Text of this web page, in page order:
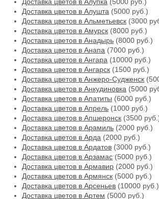
Доставка цветов в Алушта (5000 руб.)
Доставка цветов в Альметьевск (3000
Доставка цветов в Амурск (8000 руб.)
Доставка цветов в Анадырь (8000 руб.)
Доставка цветов в Анапа (7000 руб.)
Доставка цветов в Ангара (10000 руб.)
Доставка цветов в Ангарск (1500 руб.)
Доставка цветов в Анжеро-Судженск
Доставка цветов в Анкудиновка (5000
Доставка цветов в Апатиты (6000 руб.)
Доставка цветов в Апрель (1000 руб.)
Доставка цветов в Апшеронск (3500
Доставка цветов в Арамиль (2000 руб.)
Доставка цветов в Арда (2000 руб.)
Доставка цветов в Ардатов (3000 руб.)
Доставка цветов в Арзамас (5000 руб.)
Доставка цветов в Армавир (2000 руб.)
Доставка цветов в Армянск (5000 руб.)
Доставка цветов в Арсеньев (10000 руб.)
Доставка цветов в Артем (5000 руб.)